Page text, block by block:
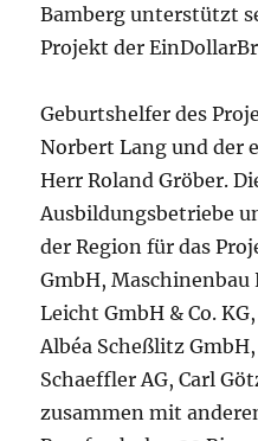
Bamberg unterstützt
Projekt der
Geburtshelfer des
Norbert Lang und der
Herr Roland Gröber.
Ausbildungsbetriebe
der Region für das
GmbH,
Leicht GmbH & Co.
Albéa Scheßlitz
Schaeffler AG, Carl
zusammen mit